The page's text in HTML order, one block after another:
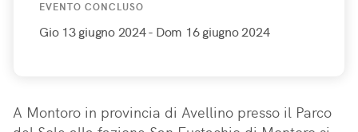
EVENTO CONCLUSO
Gio 13 giugno 2024- Dom 16 giugno 2024
A Montoro in provincia di Avellino presso il Parco